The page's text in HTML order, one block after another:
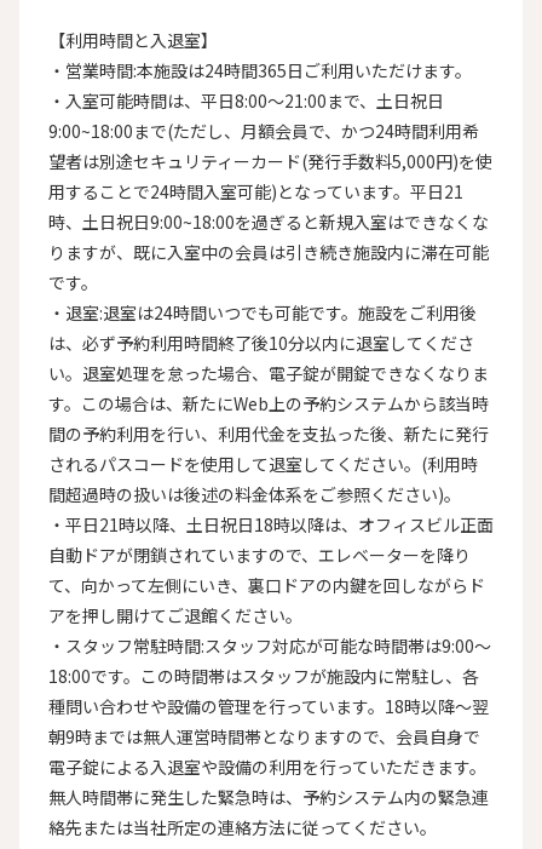
【利用時間と入退室】
・営業時間:本施設は24時間365日ご利用いただけます。
・入室可能時間は、平日8:00〜21:00まで、土日祝日
9:00~18:00まで(ただし、月額会員で、かつ24時間利用希
望者は別途セキュリティーカード(発行手数料5,000円)を使
用することで24時間入室可能)となっています。平日21
時、土日祝日9:00~18:00を過ぎると新規入室はできなくな
りますが、既に入室中の会員は引き続き施設内に滞在可能
です。
・退室:退室は24時間いつでも可能です。施設をご利用後
は、必ず予約利用時間終了後10分以内に退室してくださ
い。退室処理を怠った場合、電子錠が開錠できなくなりま
す。この場合は、新たにWeb上の予約システムから該当時
間の予約利用を行い、利用代金を支払った後、新たに発行
されるパスコードを使用して退室してください。(利用時
間超過時の扱いは後述の料金体系をご参照ください)。
・平日21時以降、土日祝日18時以降は、オフィスビル正面
自動ドアが閉鎖されていますので、エレベーターを降り
て、向かって左側にいき、裏口ドアの内鍵を回しながらド
アを押し開けてご退館ください。
・スタッフ常駐時間:スタッフ対応が可能な時間帯は9:00〜
18:00です。この時間帯はスタッフが施設内に常駐し、各
種問い合わせや設備の管理を行っています。18時以降〜翌
朝9時までは無人運営時間帯となりますので、会員自身で
電子錠による入退室や設備の利用を行っていただきます。
無人時間帯に発生した緊急時は、予約システム内の緊急連
絡先または当社所定の連絡方法に従ってください。